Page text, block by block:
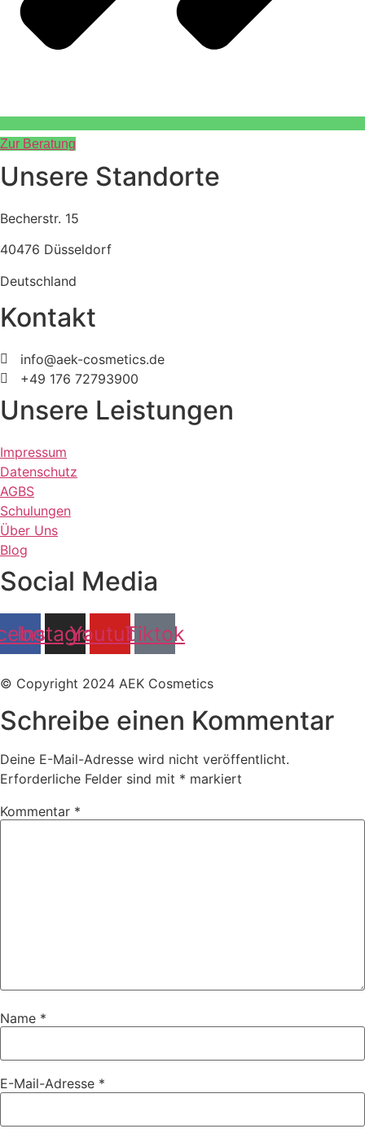
Zur Beratung
Unsere Standorte
Becherstr. 15
40476 Düsseldorf
Deutschland
Kontakt
info@aek-cosmetics.de
+49 176 72793900
Unsere Leistungen
Impressum
Datenschutz
AGBS
Schulungen
Über Uns
Blog
Social Media
Instagram
YoutubeTiktok
© Copyright 2024 AEK Cosmetics
Schreibe einen Kommentar
Deine E-Mail-Adresse wird nicht veröffentlicht.
Erforderliche Felder sind mit * markiert
Kommentar *
Name *
E-Mail-Adresse *